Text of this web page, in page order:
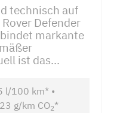
technisch auf
Defender
markante
ist das...
l/100 km* •
g/km CO2*